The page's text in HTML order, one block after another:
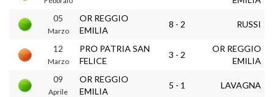
05
Marzo
OR REGGIO
EMILIA
8 - 2 RUSSI
12
Marzo
PRO PATRIA SAN
FELICE
3 - 2
OR REGGIO
EMILIA
09
Aprile
OR REGGIO
EMILIA
5 - 1 LAVAGNA